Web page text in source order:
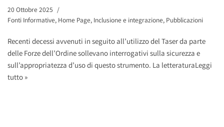
20 Ottobre 2025
Fonti Informative, Home Page, Inclusione e integrazione, Pubblicazioni
Recenti decessi avvenuti in seguito all’utilizzo del Taser da parte
delle Forze dell’Ordine sollevano interrogativi sulla sicurezza e
sull’appropriatezza d’uso di questo strumento. La letteraturaLeggi
tutto »